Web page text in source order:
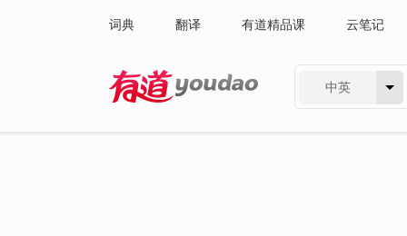
词典 翻译 有道精品课 云笔记
中英